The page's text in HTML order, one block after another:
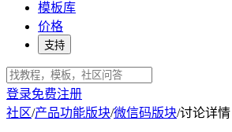
模板库
价格
支持
登录免费注册
社区/产品功能版块/微信码版块/讨论详情